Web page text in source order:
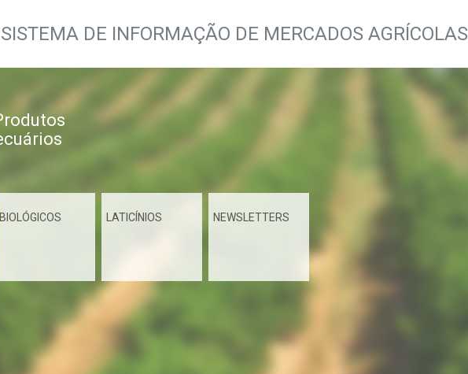
SISTEMA DE INFORMAÇÃO DE MERCADOS AGRÍCOLAS
BIOLÓGICOS LATICÍNIOS NEWSLETTERS